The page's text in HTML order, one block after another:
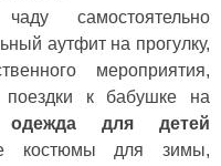
самостоятельно
аутфит на прогулку,
мероприятия,
к бабушке на
для детей
костюмы для зимы,